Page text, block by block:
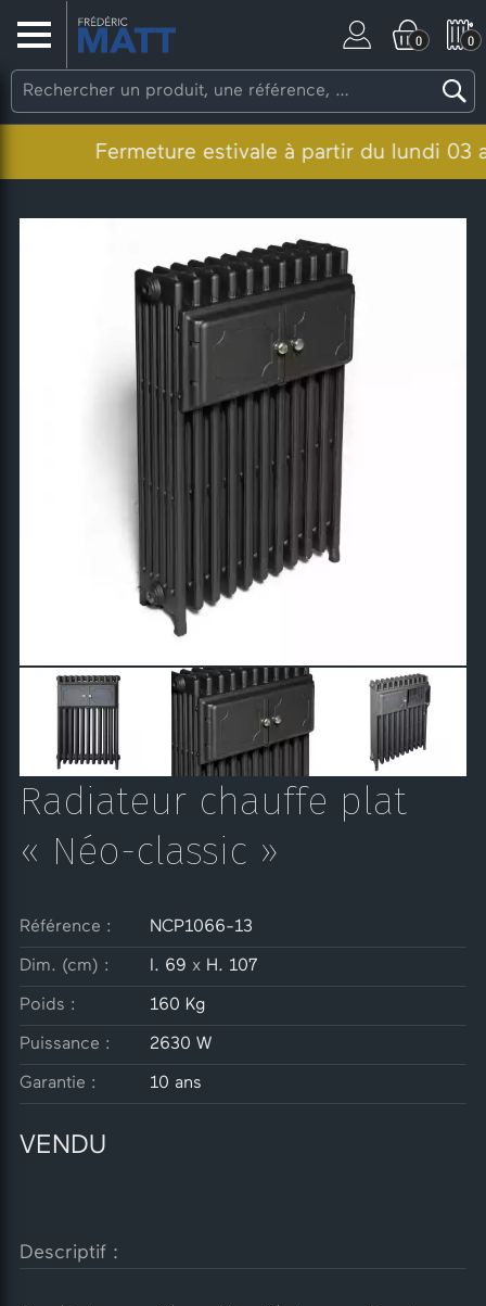
0 0
Fermeture estivale à partir du lundi 03
Radiateur chauffe plat
« Néo-classic »
Référence : NCP1066-13
Dim. (cm) : l. 69 x H. 107
Poids : 160 Kg
Puissance : 2630 W
Garantie : 10 ans
VENDU
Descriptif :